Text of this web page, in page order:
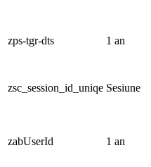
zps-tgr-dts 1 an
zsc_session_id_uniqe Sesiune
zabUserId 1 an